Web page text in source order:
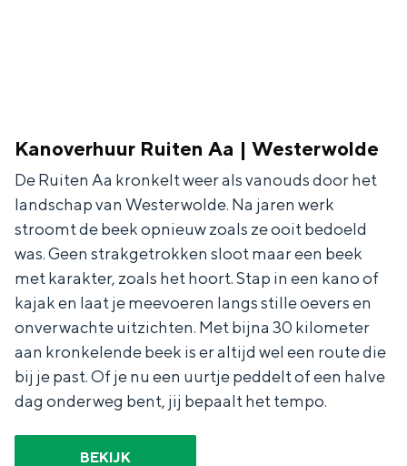
Kanoverhuur Ruiten Aa | Westerwolde
De Ruiten Aa kronkelt weer als vanouds door het
landschap van Westerwolde. Na jaren werk
stroomt de beek opnieuw zoals ze ooit bedoeld
was. Geen strakgetrokken sloot maar een beek
met karakter, zoals het hoort. Stap in een kano of
kajak en laat je meevoeren langs stille oevers en
onverwachte uitzichten. Met bijna 30 kilometer
aan kronkelende beek is er altijd wel een route die
bij je past. Of je nu een uurtje peddelt of een halve
dag onderweg bent, jij bepaalt het tempo.
BEKIJK